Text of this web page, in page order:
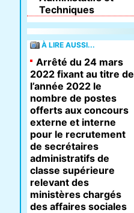
Techniques
À LIRE AUSSI...
Arrêté du 24 mars
2022 fixant au titre de
l’année 2022 le
nombre de postes
offerts aux concours
externe et interne
pour le recrutement
de secrétaires
administratifs de
classe supérieure
relevant des
ministères chargés
des affaires sociales